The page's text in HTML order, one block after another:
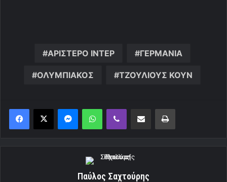
ΑΡΙΣΤΕΡΟ ΙΝΤΕΡ ΓΕΡΜΑΝΙΑ
ΟΛΥΜΠΙΑΚΟΣ ΤΖΟΥΛΙΟΥΣ ΚΟΥΝ
MessengerWhatsAppViber Κοινοποίηση μέσω ηλεκτρονικού ταχυδρομείουΕκτύπωση
Παύλος Σαχτούρης